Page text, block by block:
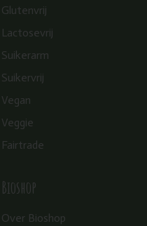
Glutenvrij
Lactosevrij
Suikerarm
Suikervrij
Vegan
Veggie
Fairtrade
Bioshop
Over Bioshop